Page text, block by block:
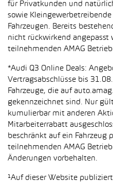
für Privatkunden und
sowie
Fahrzeugen. Bereits
nicht rückwirkend angepasst
teilnehmenden AMAG
*Audi Q3 Online Deals:
Vertragsabschlüsse bis
Fahrzeuge, die auf
gekennzeichnet sind. Nur
kumulierbar mit anderen
Mitarbeiterrabatt
beschränkt auf ein Fahrzeug
teilnehmenden AMAG
Änderungen vorbehalten.
¹Auf dieser Website